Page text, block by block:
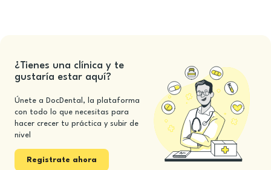
¿Tienes una clínica y te
gustaría estar aquí?
Únete a DocDental, la plataforma
con todo lo que necesitas para
hacer crecer tu práctica y subir de
nivel
Registrate ahora